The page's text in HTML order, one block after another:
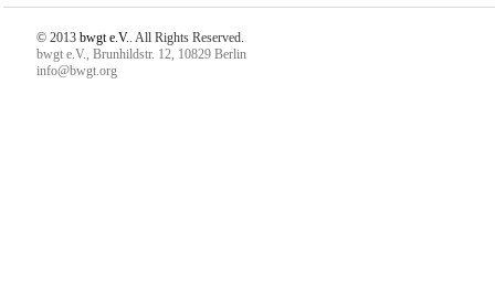
© 2013 bwgt e.V.. All Rights Reserved.
bwgt e.V., Brunhildstr. 12, 10829 Berlin
info@bwgt.org